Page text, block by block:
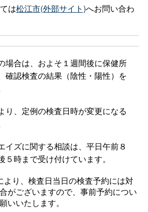
は松江市(外部サイト)へお問い合わ
場合は、およそ１週間後に保健所
確認検査の結果（陰性・陽性）を
り、定例の検査日時が変更になる
イズに関する相談は、平日午前８
５時まで受け付けています。
より、検査日当日の検査予約には対
がございますので、事前予約につい
いいたします。